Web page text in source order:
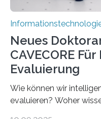
Neues
CAVECORE
Evaluierung
Wie können wir
evaluieren? Woher